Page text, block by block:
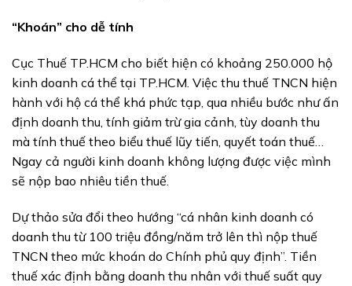
“Khoán” cho dễ tính
Cục Thuế TP.HCM cho biết hiện có khoảng 250.000 hộ
kinh doanh cá thể tại TP.HCM. Việc thu thuế TNCN hiện
hành với hộ cá thể khá phức tạp, qua nhiều bước như ấn
định doanh thu, tính giảm trừ gia cảnh, tùy doanh thu
mà tính thuế theo biểu thuế lũy tiến, quyết toán thuế…
Ngay cả người kinh doanh không lượng được việc mình
sẽ nộp bao nhiêu tiền thuế.
Dự thảo sửa đổi theo hướng “cá nhân kinh doanh có
doanh thu từ 100 triệu đồng/năm trở lên thì nộp thuế
TNCN theo mức khoán do Chính phủ quy định”. Tiền
thuế xác định bằng doanh thu nhân với thuế suất quy